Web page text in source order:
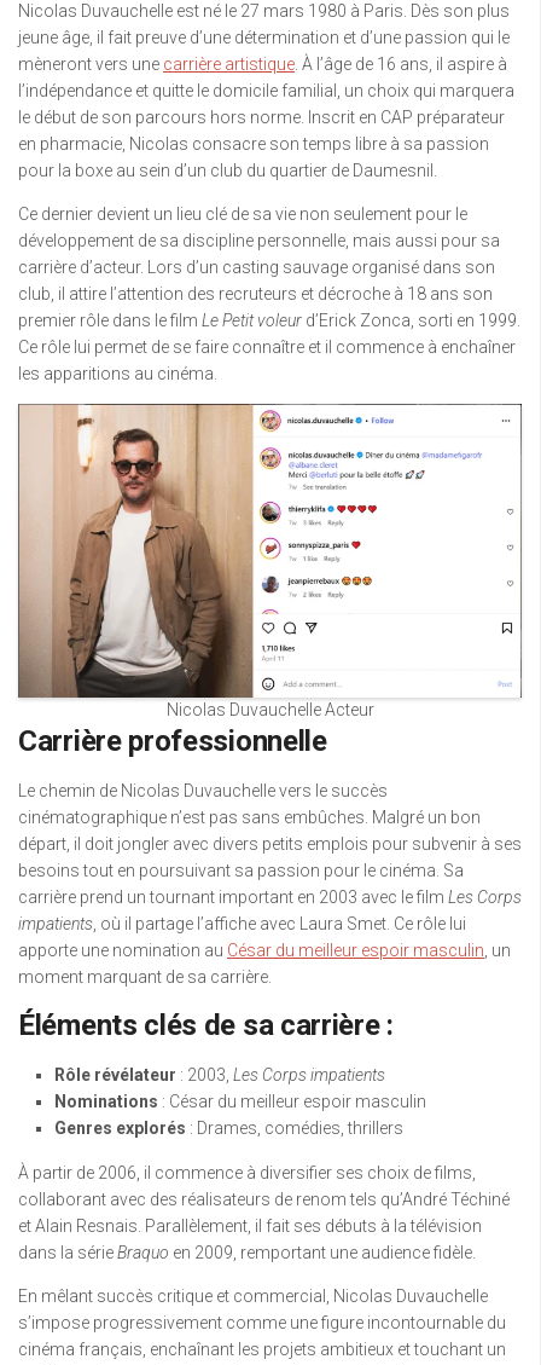
Nicolas Duvauchelle est né le 27 mars 1980 à Paris. Dès son plus
jeune âge, il fait preuve d’une détermination et d’une passion qui le
mèneront vers une carrière artistique. À l’âge de 16 ans, il aspire à
l’indépendance et quitte le domicile familial, un choix qui marquera
le début de son parcours hors norme. Inscrit en CAP préparateur
en pharmacie, Nicolas consacre son temps libre à sa passion
pour la boxe au sein d’un club du quartier de Daumesnil.
Ce dernier devient un lieu clé de sa vie non seulement pour le
développement de sa discipline personnelle, mais aussi pour sa
carrière d’acteur. Lors d’un casting sauvage organisé dans son
club, il attire l’attention des recruteurs et décroche à 18 ans son
premier rôle dans le film Le Petit voleur d’Erick Zonca, sorti en 1999.
Ce rôle lui permet de se faire connaître et il commence à enchaîner
les apparitions au cinéma.
Nicolas Duvauchelle Acteur
Carrière professionnelle
Le chemin de Nicolas Duvauchelle vers le succès
cinématographique n’est pas sans embûches. Malgré un bon
départ, il doit jongler avec divers petits emplois pour subvenir à ses
besoins tout en poursuivant sa passion pour le cinéma. Sa
carrière prend un tournant important en 2003 avec le film Les Corps
impatients, où il partage l’affiche avec Laura Smet. Ce rôle lui
apporte une nomination au César du meilleur espoir masculin, un
moment marquant de sa carrière.
Éléments clés de sa carrière :
Rôle révélateur : 2003, Les Corps impatients
Nominations : César du meilleur espoir masculin
Genres explorés : Drames, comédies, thrillers
À partir de 2006, il commence à diversifier ses choix de films,
collaborant avec des réalisateurs de renom tels qu’André Téchiné
et Alain Resnais. Parallèlement, il fait ses débuts à la télévision
dans la sérieBraquo en 2009, remportant une audience fidèle.
En mêlant succès critique et commercial, Nicolas Duvauchelle
s’impose progressivement comme une figure incontournable du
cinéma français, enchaînant les projets ambitieux et touchant un